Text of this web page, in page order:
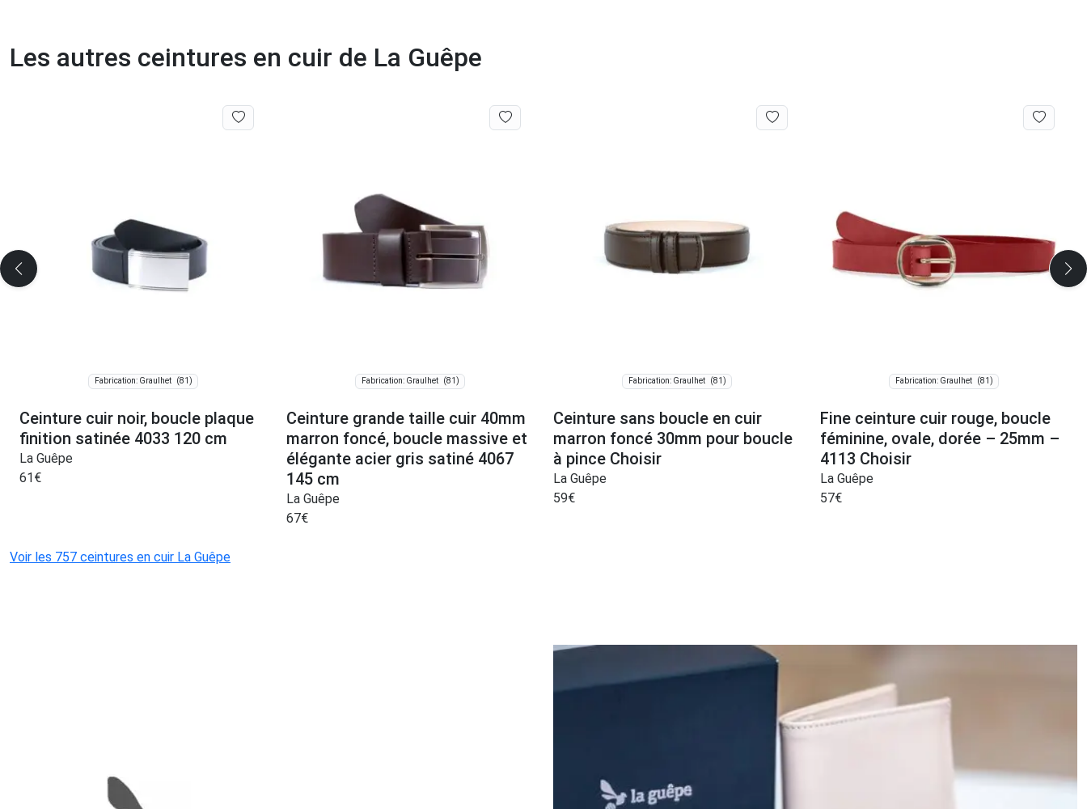
Les autres ceintures en cuir de La Guêpe
Fabrication: Graulhet (81)
Ceinture cuir noir, boucle plaque
finition satinée 4033 120 cm
La Guêpe
61€
Fabrication: Graulhet (81)
Ceinture grande taille cuir 40mm
marron foncé, boucle massive et
élégante acier gris satiné 4067
145 cm
La Guêpe
67€
Fabrication: Graulhet (81)
Ceinture sans boucle en cuir
marron foncé 30mm pour boucle
à pince Choisir
La Guêpe
59€
Fabrication: Graulhet (81)
Fine ceinture cuir rouge, boucle
féminine, ovale, dorée – 25mm –
4113 Choisir
La Guêpe
57€
Voir les 757 ceintures en cuir La Guêpe